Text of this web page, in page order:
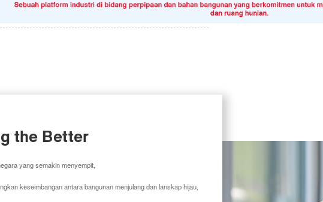
the Better
yang semakin menyempit,
keseimbangan antara bangunan menjulang dan lanskap hijau,